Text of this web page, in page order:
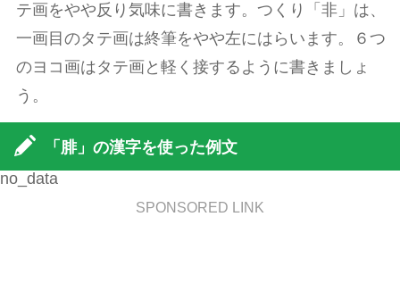
テ画をやや反り気味に書きます。つくり「非」は、
一画目のタテ画は終筆をやや左にはらいます。６つ
のヨコ画はタテ画と軽く接するように書きましょ
う。
「腓」の漢字を使った例文
no_data
SPONSORED LINK